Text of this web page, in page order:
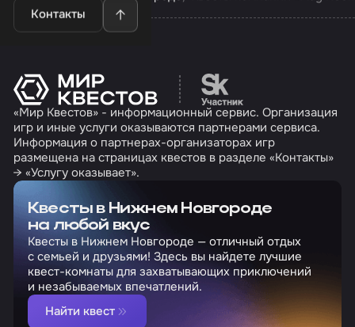
Контакты
Перейти на сайт
«Мир Квестов» - информационный сервис. Организация
игр и иные услуги оказываются партнерами сервиса.
Информация о партнерах-организаторах игр
размещена на страницах квестов в разделе «Контакты»
→ «Услугу оказывает».
Квесты в Нижнем Новгороде
на любой вкус
Квесты в Нижнем Новгороде — отличный отдых
с семьей и друзьями! Здесь вы найдете лучшие
квест-комнаты для захватывающих приключений
и незабываемых впечатлений.
Найти квест